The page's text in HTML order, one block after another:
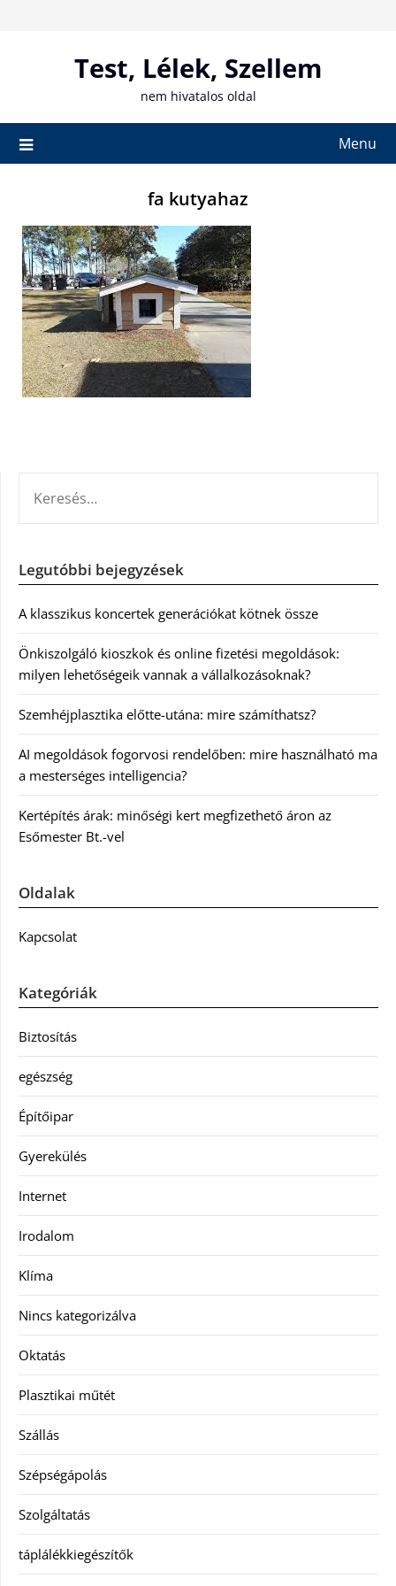
Test, Lélek, Szellem
nem hivatalos oldal
Menu
fa kutyahaz
Legutóbbi bejegyzések
A klasszikus koncertek generációkat kötnek össze
Önkiszolgáló kioszkok és online fizetési megoldások:
milyen lehetőségeik vannak a vállalkozásoknak?
Szemhéjplasztika előtte-utána: mire számíthatsz?
AI megoldások fogorvosi rendelőben: mire használható ma
a mesterséges intelligencia?
Kertépítés árak: minőségi kert megfizethető áron az
Esőmester Bt.-vel
Oldalak
Kapcsolat
Kategóriák
Biztosítás
egészség
Építőipar
Gyerekülés
Internet
Irodalom
Klíma
Nincs kategorizálva
Oktatás
Plasztikai műtét
Szállás
Szépségápolás
Szolgáltatás
táplálékkiegészítők